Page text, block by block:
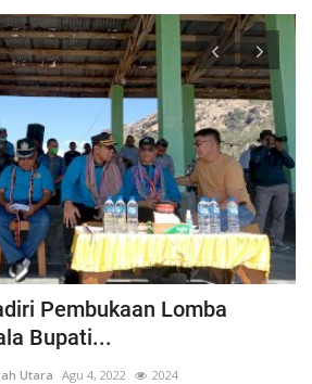
Pembukaan Lomba
Bupati...
Utara Agu 4, 2022 2024